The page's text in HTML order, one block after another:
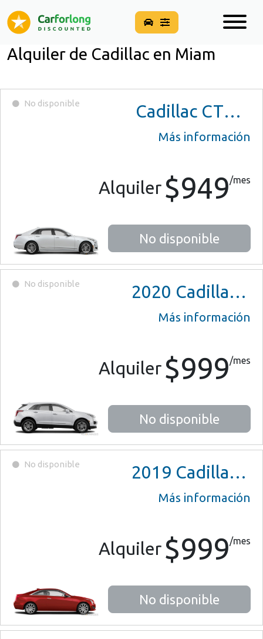
Alquiler de Cadillac en Miam
No disponible Cadillac CT6 Plug-In Hybrid
Más información
Alquiler $949/mes
No disponible
No disponible 2020 Cadillac XT5
Más información
Alquiler $999/mes
No disponible
No disponible 2019 Cadillac ATS Coupe
Más información
Alquiler $999/mes
No disponible